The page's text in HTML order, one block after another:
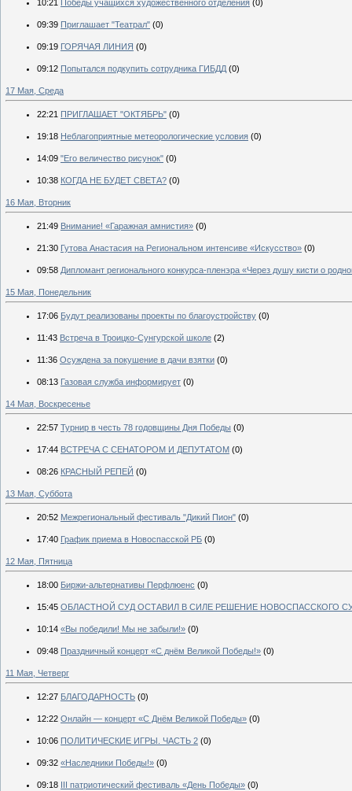
10:21 Победы учащихся художественного отделения (0)
09:39 Приглашает "Театрал" (0)
09:19 ГОРЯЧАЯ ЛИНИЯ (0)
09:12 Попытался подкупить сотрудника ГИБДД (0)
17 Мая, Среда
22:21 ПРИГЛАШАЕТ "ОКТЯБРЬ" (0)
19:18 Неблагоприятные метеорологические условия (0)
14:09 "Его величество рисунок" (0)
10:38 КОГДА НЕ БУДЕТ СВЕТА? (0)
16 Мая, Вторник
21:49 Внимание! «Гаражная амнистия» (0)
21:30 Гутова Анастасия на Региональном интенсиве «Искусство» (0)
09:58 Дипломант регионального конкурса-пленэра «Через душу кисти о
15 Мая, Понедельник
17:06 Будут реализованы проекты по благоустройству (0)
11:43 Встреча в Троицко-Сунгурской школе (2)
11:36 Осуждена за покушение в дачи взятки (0)
08:13 Газовая служба информирует (0)
14 Мая, Воскресенье
22:57 Турнир в честь 78 годовщины Дня Победы (0)
17:44 ВСТРЕЧА С СЕНАТОРОМ И ДЕПУТАТОМ (0)
08:26 КРАСНЫЙ РЕПЕЙ (0)
13 Мая, Суббота
20:52 Межрегиональный фестиваль "Дикий Пион" (0)
17:40 График приема в Новоспасской РБ (0)
12 Мая, Пятница
18:00 Биржи-альтернативы Перфлюенс (0)
15:45 ОБЛАСТНОЙ СУД ОСТАВИЛ В СИЛЕ РЕШЕНИЕ НОВОСПАССКОГО
10:14 «Вы победили! Мы не забыли!» (0)
09:48 Праздничный концерт «С днём Великой Победы!» (0)
11 Мая, Четверг
12:27 БЛАГОДАРНОСТЬ (0)
12:22 Онлайн — концерт «С Днём Великой Победы» (0)
10:06 ПОЛИТИЧЕСКИЕ ИГРЫ. ЧАСТЬ 2 (0)
09:32 «Наследники Победы!» (0)
09:18 III патриотический фестиваль «День Победы» (0)